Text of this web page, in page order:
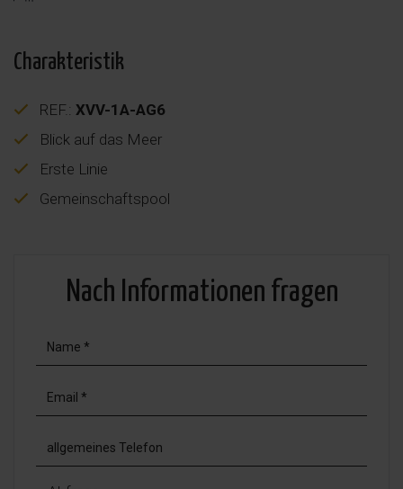
Charakteristik
REF.: XVV-1A-AG6
Blick auf das Meer
Erste Linie
Gemeinschaftspool
Nach Informationen fragen